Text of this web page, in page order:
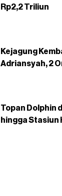
Rp2,2 Triliun
Kejagung
Adriansyah, 2
Topan Dolphin
hingga Stasiun